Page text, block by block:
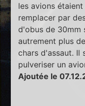
les avions
remplacer par
d'obus de 30mm
autrement plus
chars d'assaut.
pulveriser un
Ajoutée le